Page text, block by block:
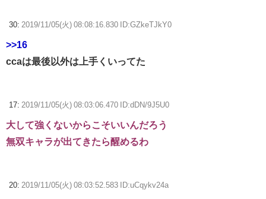
30: 2019/11/05(火) 08:08:16.830 ID:GZkeTJkY0
>>16
ccaは最後以外は上手くいってた
17: 2019/11/05(火) 08:03:06.470 ID:dDN/9J5U0
大して強くないからこそいいんだろう
無双キャラが出てきたら醒めるわ
20: 2019/11/05(火) 08:03:52.583 ID:uCqykv24a